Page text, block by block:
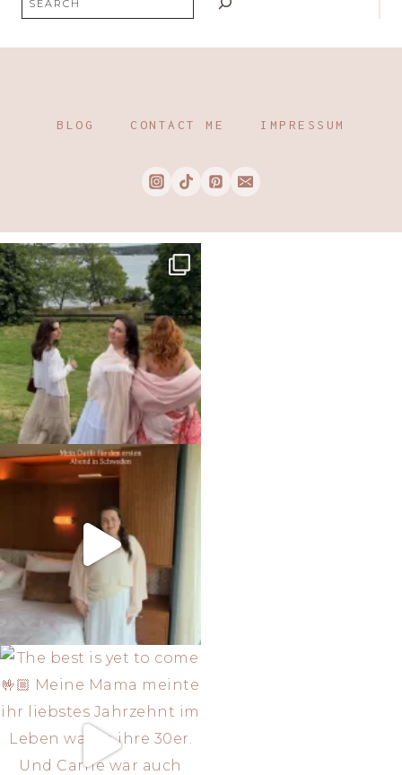
BLOG CONTACT ME IMPRESSUM